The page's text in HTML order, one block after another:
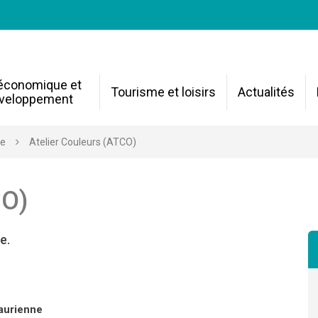
et
Tourisme et loisirs Actualités
Atelier Couleurs (ATCO)